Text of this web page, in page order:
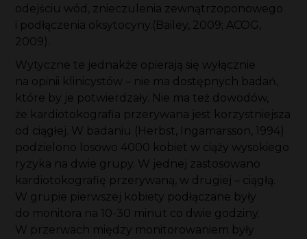
odejściu wód, znieczulenia zewnątrzoponowego
i podłączenia oksytocyny.(Bailey, 2009; ACOG,
2009).
Wytyczne te jednakże opierają się wyłącznie
na opinii klinicystów – nie ma dostępnych badań,
które by je potwierdzały. Nie ma też dowodów,
że kardiotokografia przerywana jest korzystniejsza
od ciągłej. W badaniu (Herbst, Ingamarsson, 1994)
podzielono losowo 4000 kobiet w ciąży wysokiego
ryzyka na dwie grupy. W jednej zastosowano
kardiotokografię przerywaną, w drugiej – ciągłą.
W grupie pierwszej kobiety podłączane były
do monitora na 10-30 minut co dwie godziny.
W przerwach między monitorowaniem były